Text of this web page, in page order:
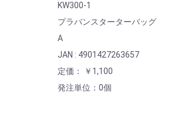
KW300-1
プラバンスターターバッグ
A
JAN : 4901427263657
定価： ￥1,100
発注単位：0個